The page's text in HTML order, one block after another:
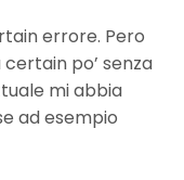
errore. Pero
po’ senza
mi abbia
ad esempio